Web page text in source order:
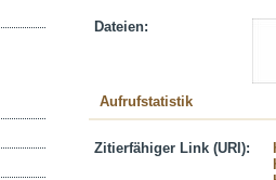
Dateien:
Aufrufstatistik
Zitierfähiger Link (URI):